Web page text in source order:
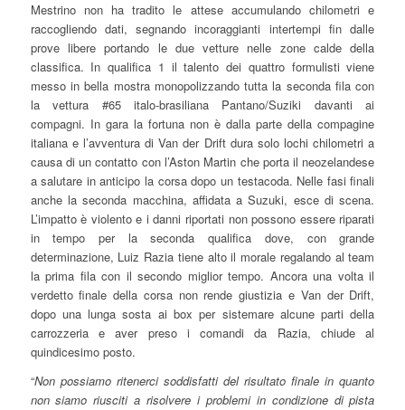
Mestrino non ha tradito le attese accumulando chilometri e
raccogliendo dati, segnando incoraggianti intertempi fin dalle
prove libere portando le due vetture nelle zone calde della
classifica. In qualifica 1 il talento dei quattro formulisti viene
messo in bella mostra monopolizzando tutta la seconda fila con
la vettura #65 italo-brasiliana Pantano/Suziki davanti ai
compagni. In gara la fortuna non è dalla parte della compagine
italiana e l’avventura di Van der Drift dura solo lochi chilometri a
causa di un contatto con l’Aston Martin che porta il neozelandese
a salutare in anticipo la corsa dopo un testacoda. Nelle fasi finali
anche la seconda macchina, affidata a Suzuki, esce di scena.
L’impatto è violento e i danni riportati non possono essere riparati
in tempo per la seconda qualifica dove, con grande
determinazione, Luiz Razia tiene alto il morale regalando al team
la prima fila con il secondo miglior tempo. Ancora una volta il
verdetto finale della corsa non rende giustizia e Van der Drift,
dopo una lunga sosta ai box per sistemare alcune parti della
carrozzeria e aver preso i comandi da Razia, chiude al
quindicesimo posto.
“Non possiamo ritenerci soddisfatti del risultato finale in quanto
non siamo riusciti a risolvere i problemi in condizione di pista